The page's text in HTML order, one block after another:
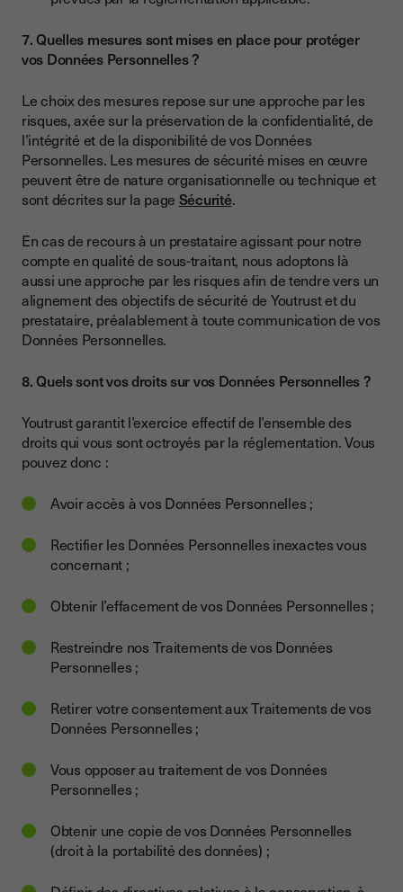
7. Quelles mesures sont mises en place pour protéger
vos Données Personnelles ?
Le choix des mesures repose sur une approche par les
risques, axée sur la préservation de la confidentialité, de
l’intégrité et de la disponibilité de vos Données
Personnelles. Les mesures de sécurité mises en œuvre
peuvent être de nature organisationnelle ou technique et
sont décrites sur la page Sécurité.
En cas de recours à un prestataire agissant pour notre
compte en qualité de sous-traitant, nous adoptons là
aussi une approche par les risques afin de tendre vers un
alignement des objectifs de sécurité de Youtrust et du
prestataire, préalablement à toute communication de vos
Données Personnelles.
8. Quels sont vos droits sur vos Données Personnelles ?
Youtrust garantit l’exercice effectif de l’ensemble des
droits qui vous sont octroyés par la réglementation. Vous
pouvez donc :
Avoir accès à vos Données Personnelles ;
Rectifier les Données Personnelles inexactes vous
concernant ;
Obtenir l’effacement de vos Données Personnelles ;
Restreindre nos Traitements de vos Données
Personnelles ;
Retirer votre consentement aux Traitements de vos
Données Personnelles ;
Vous opposer au traitement de vos Données
Personnelles ;
Obtenir une copie de vos Données Personnelles
(droit à la portabilité des données) ;